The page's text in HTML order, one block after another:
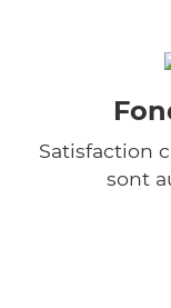
Satisfaction
sont